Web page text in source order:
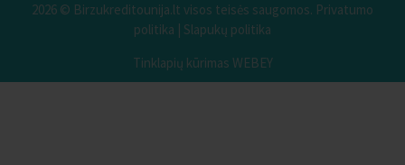
2026 © Birzukreditounija.lt visos teisės saugomos. Privatumo
politika | Slapukų politika
Tinklapių kūrimas WEBEY